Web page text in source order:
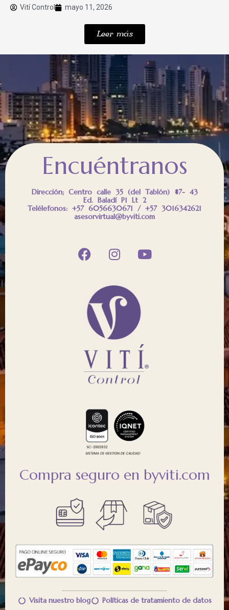
Vití Control mayo 11, 2026
Leer más
Encuéntranos
Dirección; Centro calle 35 (del Tablón) #7- 43
Ed. Baladí P1 Lt 2
Telélefonos: +57 6056630671 / +57 3016342621
asesorvirtual@byviti.com
Compra seguro en byviti.com
Visita nuestro blog
Políticas de tratamiento de datos